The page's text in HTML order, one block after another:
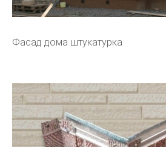
Фасад дома штукатурка